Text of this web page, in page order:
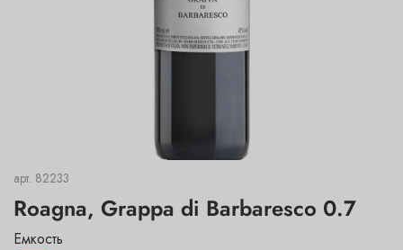
арт. 82233
Roagna, Grappa di Barbaresco 0.7
Емкость